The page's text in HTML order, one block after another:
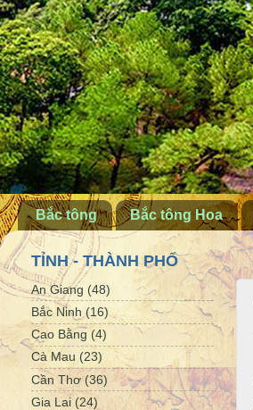
Bắc tông Bắc tông Hoa
TỈNH - THÀNH PHỐ
An Giang (48)
Bắc Ninh (16)
Cao Bằng (4)
Cà Mau (23)
Cần Thơ (36)
Gia Lai (24)